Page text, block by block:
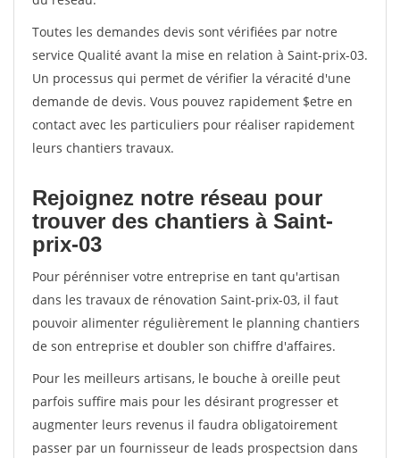
Toutes les demandes devis sont vérifiées par notre
service Qualité avant la mise en relation à Saint-prix-03.
Un processus qui permet de vérifier la véracité d'une
demande de devis. Vous pouvez rapidement $etre en
contact avec les particuliers pour réaliser rapidement
leurs chantiers travaux.
Rejoignez notre réseau pour
trouver des chantiers à Saint-
prix-03
Pour pérénniser votre entreprise en tant qu'artisan
dans les travaux de rénovation Saint-prix-03, il faut
pouvoir alimenter régulièrement le planning chantiers
de son entreprise et doubler son chiffre d'affaires.
Pour les meilleurs artisans, le bouche à oreille peut
parfois suffire mais pour les désirant progresser et
augmenter leurs revenus il faudra obligatoirement
passer par un fournisseur de leads prospectsion dans